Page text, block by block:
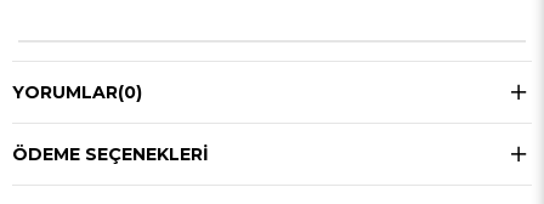
YORUMLAR(0)
ÖDEME SEÇENEKLERI